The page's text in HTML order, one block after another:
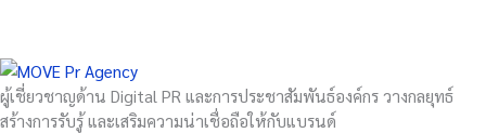
ผู้เชี่ยวชาญด้าน Digital PR และการประชาสัมพันธ์องค์กร วางกลยุทธ์
สร้างการรับรู้ และเสริมความน่าเชื่อถือให้กับแบรนด์